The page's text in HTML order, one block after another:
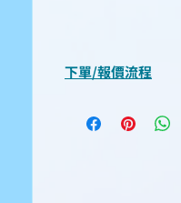
下單/報價流程
查詢或報價”